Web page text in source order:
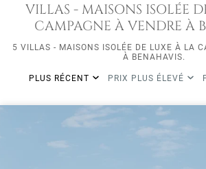
VILLAS - MAISONS ISOLÉE
CAMPAGNE À VENDRE À
5 VILLAS - MAISONS ISOLÉE DE LUXE À LA
À BENAHAVIS.
PLUS RÉCENT PRIX PLUS ÉLEVÉ